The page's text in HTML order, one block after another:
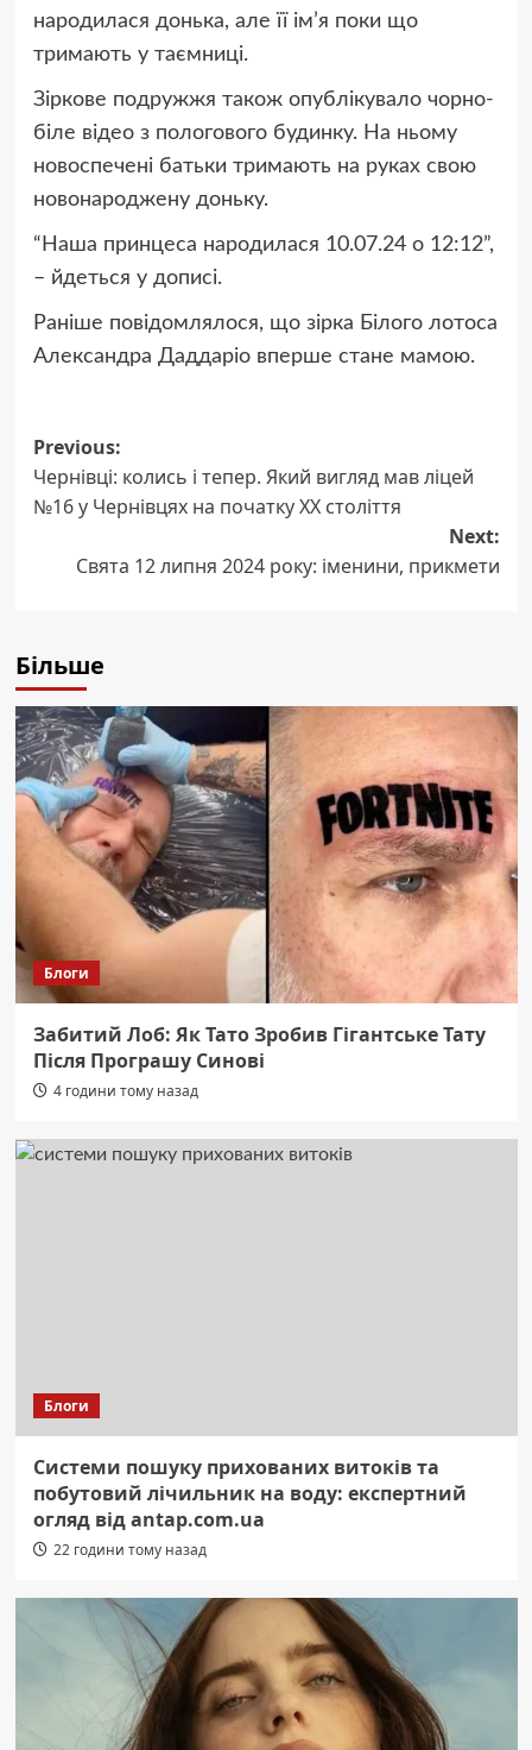
народилася донька, але її ім’я поки що
тримають у таємниці.
Зіркове подружжя також опублікувало чорно-
біле відео з пологового будинку. На ньому
новоспечені батьки тримають на руках свою
новонароджену доньку.
“Наша принцеса народилася 10.07.24 о 12:12”,
– йдеться у дописі.
Раніше повідомлялося, що зірка Білого лотоса
Александра Даддаріо вперше стане мамою.
Post
navigation
Previous:
Чернівці: колись і тепер. Який вигляд мав ліцей
№16 у Чернівцях на початку ХХ століття
Next:
Свята 12 липня 2024 року: іменини, прикмети
Більше
Блоги
Забитий Лоб: Як Тато Зробив Гігантське Тату
Після Програшу Синові
4 години тому назад
Блоги
Системи пошуку прихованих витоків та
побутовий лічильник на воду: експертний
огляд від antap.com.ua
22 години тому назад